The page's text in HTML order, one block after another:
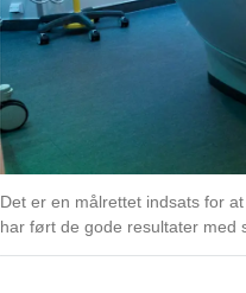
Det er en målrettet indsats for
har ført de gode resultater med